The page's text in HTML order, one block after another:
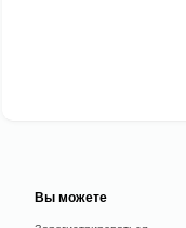
Вы можете